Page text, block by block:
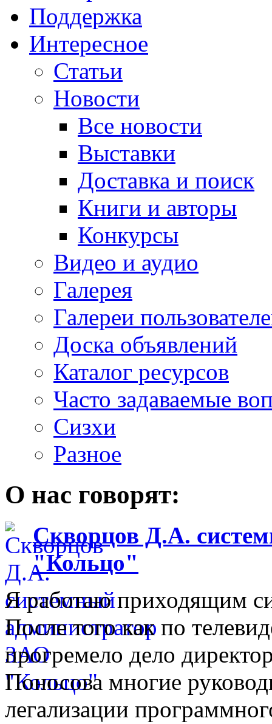
Поддержка
Интересное
Статьи
Новости
Все новости
Выставки
Доставка и поиск
Книги и авторы
Конкурсы
Видео и аудио
Галерея
Галереи
Доска объявлений
Каталог ресурсов
Часто задаваемые
Сизхи
Разное
О нас говорят:
Скворцов Д.А.
"Кольцо"
Я работаю приходящим
После того как по
прогремело дело
Поносова многие
легализации